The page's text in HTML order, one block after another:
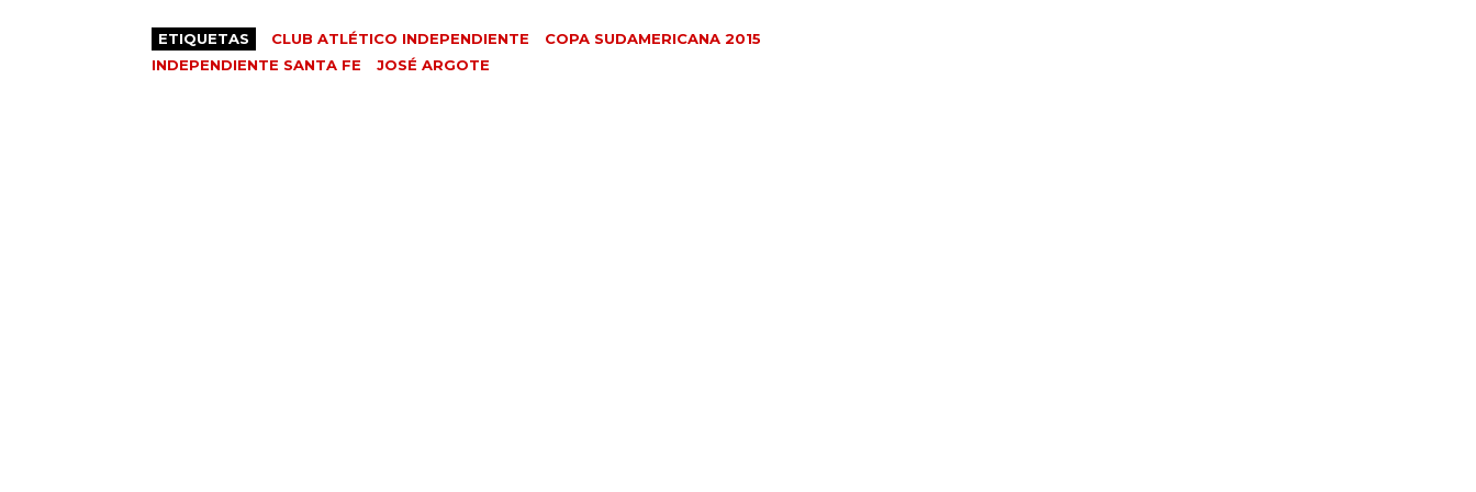
ETIQUETAS CLUB ATLÉTICO INDEPENDIENTE
COPA SUDAMERICANA 2015
INDEPENDIENTE SANTA FE
JOSÉ ARGOTE